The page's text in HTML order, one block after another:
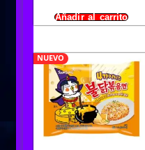
Añadir al carrito
NUEVO